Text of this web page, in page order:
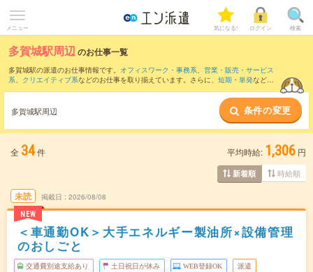
メニュー 気になる! ログイン 検索
多賀城駅周辺のお仕事一覧
多賀城駅の派遣のお仕事情報です。 オフィスワーク・事務系、 営業・販売・サービス
系、 クリエイティブ系などのお仕事を取り揃えています。さらに、 短期 ・ 単発などの
また、仙台駅・
など近隣駅のお仕事
もご確認いただけます。
多賀城駅周辺 条件の変更
全 34件 平均時給: 1,306 円
新着順 時給順
未読
NEW
掲載日 2026/08/08
＜車通勤OK＞大手エネルギー製油所×設備管理
のおしごと
交通費別途支給あり 土日祝日が休み WEB登録OK 派遣